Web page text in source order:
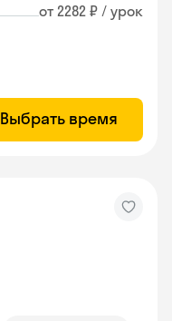
от 2282 ₽ / урок
Выбрать время